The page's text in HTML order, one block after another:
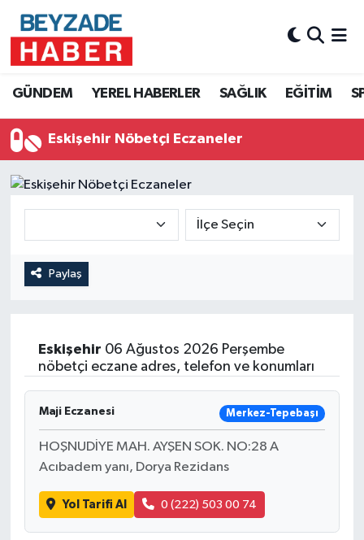
GÜNDEM YEREL HABERLER SAĞLIK EĞİTİM
Eskişehir Nöbetçi Eczaneler
Paylaş
Eskişehir 06 Ağustos 2026 Perşembe
nöbetçi eczane adres, telefon ve konumları
Maji Eczanesi Merkez-Tepebaşı
HOŞNUDİYE MAH. AYŞEN SOK. NO:28 A
Acıbadem yanı, Dorya Rezidans
Yol Tarifi Al 0 (222) 503 00 74
Hava Durumu
Süper Lig Puan Durumu ve Fikstür
Tüm Manşetler
Son Dakika Haberleri
Haber Arşivi